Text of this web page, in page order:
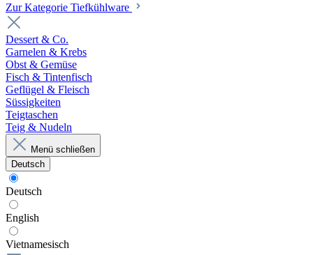
Zur Kategorie Tiefkühlware
Dessert & Co.
Garnelen & Krebs
Obst & Gemüse
Fisch & Tintenfisch
Geflügel & Fleisch
Süssigkeiten
Teigtaschen
Teig & Nudeln
Menü schließen
Deutsch
Deutsch
English
Vietnamesisch